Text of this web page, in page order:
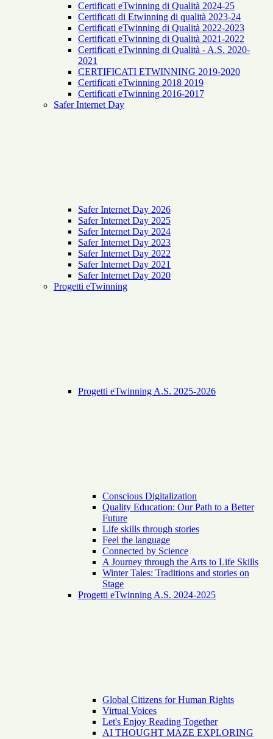
Certificati eTwinning di Qualità 2024-25
Certificati di Etwinning di qualità 2023-24
Certificati eTwinning di Qualità 2022-2023
Certificati eTwinning di Qualità 2021-2022
Certificati eTwinning di Qualità - A.S. 2020-
2021
CERTIFICATI ETWINNING 2019-2020
Certificati eTwinning 2018 2019
Certificati eTwinning 2016-2017
Safer Internet Day
Safer Internet Day 2026
Safer Internet Day 2025
Safer Internet Day 2024
Safer Internet Day 2023
Safer Internet Day 2022
Safer Internet Day 2021
Safer Internet Day 2020
Progetti eTwinning
Progetti eTwinning A.S. 2025-2026
Conscious Digitalization
Quality Education: Our Path to a Better
Future
Life skills through stories
Feel the language
Connected by Science
A Journey through the Arts to Life Skills
Winter Tales: Traditions and stories on
Stage
Progetti eTwinning A.S. 2024-2025
Global Citizens for Human Rights
Virtual Voices
Let's Enjoy Reading Together
AI THOUGHT MAZE EXPLORING